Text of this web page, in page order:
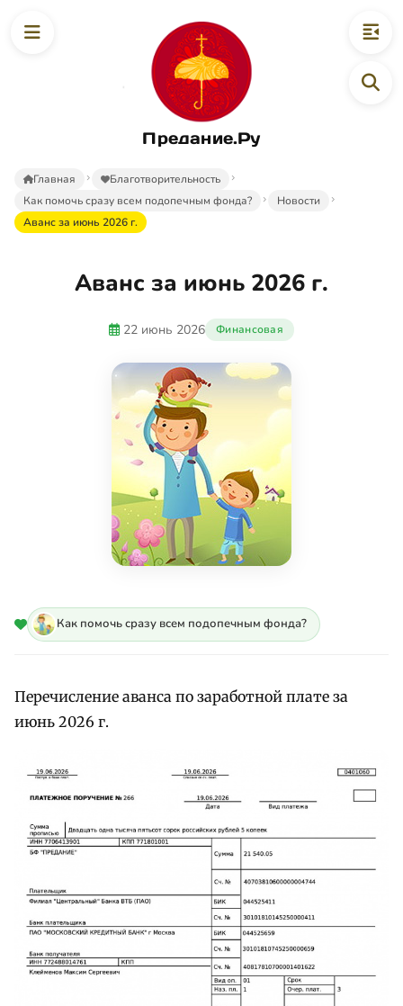
Предание.Ру
Главная
Благотворительность
Как помочь сразу всем подопечным фонда?
Новости
Аванс за июнь 2026 г.
Аванс за июнь 2026 г.
22 июнь 2026 Финансовая
Как помочь сразу всем подопечным фонда?
Перечисление аванса по заработной плате за
июнь 2026 г.